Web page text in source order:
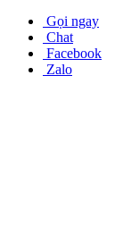
Gọi ngay
Chat
Facebook
Zalo